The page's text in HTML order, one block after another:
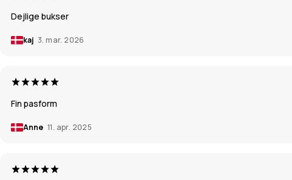
Dejlige bukser
kaj 3. mar. 2026
Fin pasform
Anne 11. apr. 2025